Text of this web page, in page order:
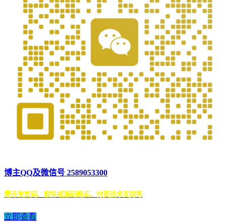
博主QQ及微信号 2589053300
需开发官网、软件或源码购买、付费技术支持等
立即查看